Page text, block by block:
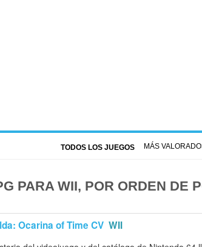
TODOS LOS JUEGOS MÁS
PARA WII, POR ORDEN DE
Ocarina of Time CV WII